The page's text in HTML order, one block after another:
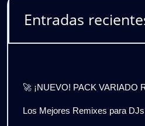
Entradas
🚀 ¡NUEVO! PACK VARIADO
Los Mejores Remixes para